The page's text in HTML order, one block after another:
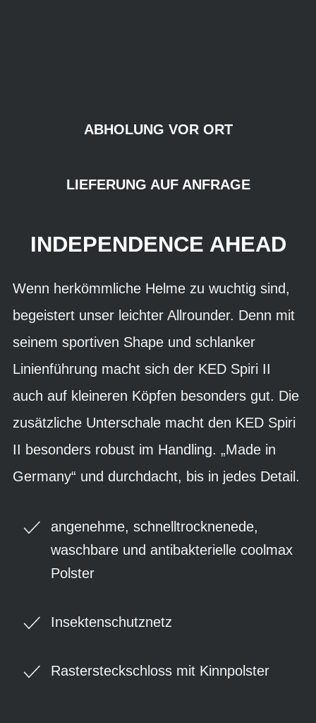
ABHOLUNG VOR ORT
LIEFERUNG AUF ANFRAGE
INDEPENDENCE AHEAD
Wenn herkömmliche Helme zu wuchtig sind,
begeistert unser leichter Allrounder. Denn mit
seinem sportiven Shape und schlanker
Linienführung macht sich der KED Spiri II
auch auf kleineren Köpfen besonders gut. Die
zusätzliche Unterschale macht den KED Spiri
II besonders robust im Handling. „Made in
Germany“ und durchdacht, bis in jedes Detail.
angenehme, schnelltrocknenede,
waschbare und antibakterielle coolmax
Polster
Insektenschutznetz
Rastersteckschloss mit Kinnpolster